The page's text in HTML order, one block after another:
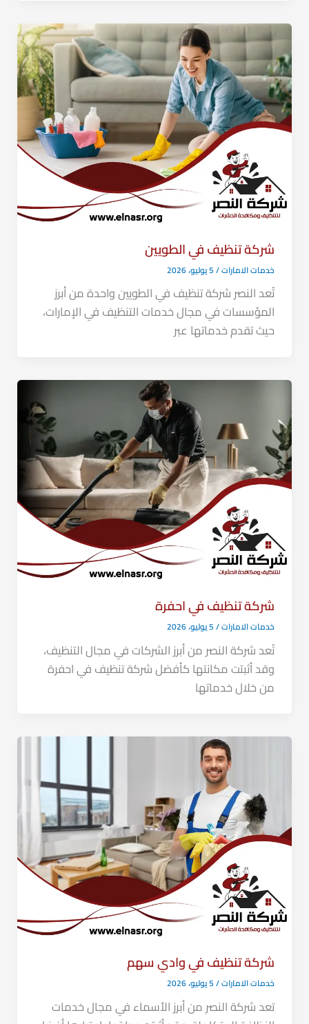
شركة تنظيف في الطويين
خدمات الامارات/5 يوليو، 2026
تُعد النصر شركة تنظيف في الطويين واحدة من أبرز
المؤسسات في مجال خدمات التنظيف في الإمارات،
حيث تقدم خدماتها عبر
شركة تنظيف في احفرة
خدمات الامارات/5 يوليو، 2026
تُعد شركة النصر من أبرز الشركات في مجال التنظيف،
وقد أثبتت مكانتها كأفضل شركة تنظيف في احفرة
من خلال خدماتها
شركة تنظيف في وادي سهم
خدمات الامارات/5 يوليو، 2026
تعد شركة النصر من أبرز الأسماء في مجال خدمات